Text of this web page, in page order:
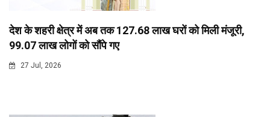
देश के शहरी क्षेत्र में अब तक 127.68 लाख घरों को मिली मंजूरी,
99.07 लाख लोगों को सौंपे गए
27 Jul, 2026